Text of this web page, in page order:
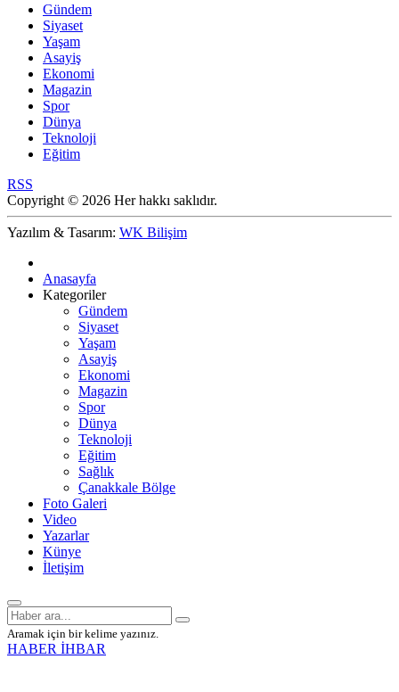
Gündem
Siyaset
Yaşam
Asayiş
Ekonomi
Magazin
Spor
Dünya
Teknoloji
Eğitim
RSS
Copyright © 2026 Her hakkı saklıdır.
Yazılım & Tasarım: WK Bilişim
Anasayfa
Kategoriler
Gündem
Siyaset
Yaşam
Asayiş
Ekonomi
Magazin
Spor
Dünya
Teknoloji
Eğitim
Sağlık
Çanakkale Bölge
Foto Galeri
Video
Yazarlar
Künye
İletişim
Aramak için bir kelime yazınız.
HABER İHBAR